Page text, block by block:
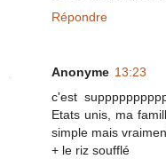
Répondre
Anonyme 13:23
c'est
Etats unis, ma
simple mais
+ le riz soufflé